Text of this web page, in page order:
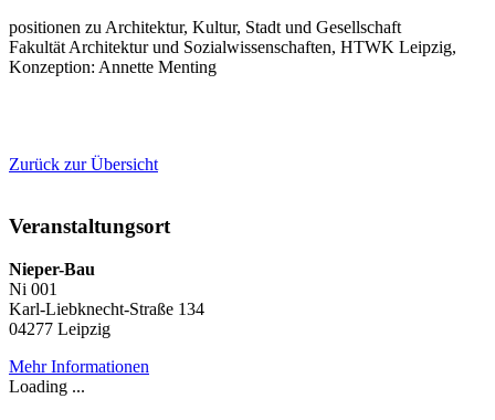
positionen zu Architektur, Kultur, Stadt und Gesellschaft
Fakultät Architektur und Sozialwissenschaften, HTWK Leipzig,
Konzeption: Annette Menting
Zurück zur Übersicht
Veranstaltungsort
Nieper-Bau
Ni 001
Karl-Liebknecht-Straße 134
04277 Leipzig
Mehr Informationen
Loading ...